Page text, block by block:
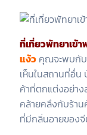
ที่เที่ยวพัทยาเข้า
แง้วคุณจะพบกับ
เห็นในสถานที่อื่น
ค้าที่ตกแต่งอย่า
คล้ายคลึงกับร้า
ที่มีกลิ่นอายของ